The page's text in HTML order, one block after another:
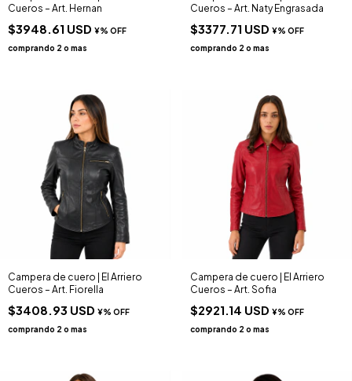
Cueros – Art. Hernan
$3948.61 USD
Cueros – Art. Naty Engrasada
$3377.71 USD
Campera de cuero | El Arriero
Cueros – Art. Fiorella
$3408.93 USD
Campera de cuero | El Arriero
Cueros – Art. Sofia
$2921.14 USD